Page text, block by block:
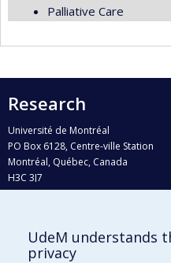
Palliative Care
Research
Université de Montréal
PO Box 6128, Centre-ville Station
Montréal, Québec, Canada
H3C 3J7
Who does what?
UdeM understands
privacy